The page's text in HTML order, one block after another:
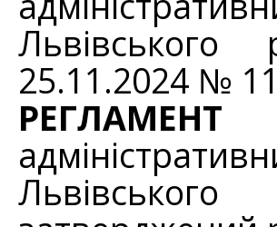
Львівського
25.11.2024 № 11
РЕГЛАМЕНТ